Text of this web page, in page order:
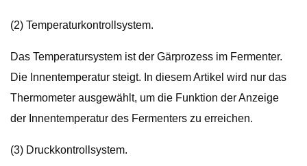
(2) Temperaturkontrollsystem.
Das Temperatursystem ist der Gärprozess im Fermenter.
Die Innentemperatur steigt. In diesem Artikel wird nur das
Thermometer ausgewählt, um die Funktion der Anzeige
der Innentemperatur des Fermenters zu erreichen.
(3) Druckkontrollsystem.